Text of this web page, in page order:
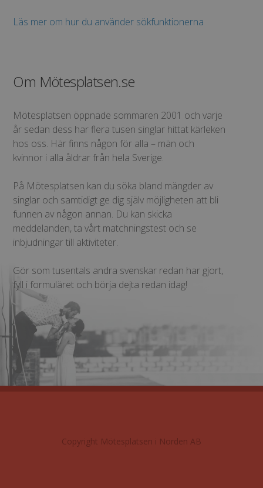
Läs mer om hur du använder sökfunktionerna
Om Mötesplatsen.se
Mötesplatsen öppnade sommaren 2001 och varje
år sedan dess har flera tusen singlar hittat kärleken
hos oss. Här finns någon för alla – män och
kvinnor i alla åldrar från hela Sverige.
På Mötesplatsen kan du söka bland mängder av
singlar och samtidigt ge dig själv möjligheten att bli
funnen av någon annan. Du kan skicka
meddelanden, ta vårt matchningstest och se
inbjudningar till aktiviteter.
Gör som tusentals andra svenskar redan har gjort,
fyll i formuläret och börja dejta redan idag!
Copyright Mötesplatsen i Norden AB